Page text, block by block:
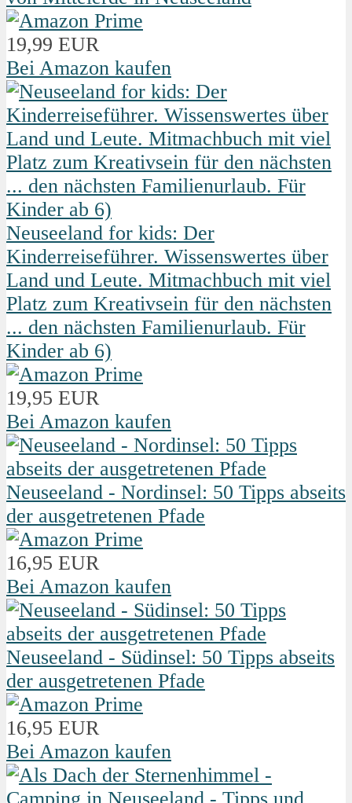
19,99 EUR
Bei Amazon kaufen
Neuseeland for kids: Der
Kinderreiseführer. Wissenswertes über
Land und Leute. Mitmachbuch mit viel
Platz zum Kreativsein für den nächsten
... den nächsten Familienurlaub. Für
Kinder ab 6)
19,95 EUR
Bei Amazon kaufen
Neuseeland - Nordinsel: 50 Tipps abseits
der ausgetretenen Pfade
16,95 EUR
Bei Amazon kaufen
Neuseeland - Südinsel: 50 Tipps abseits
der ausgetretenen Pfade
16,95 EUR
Bei Amazon kaufen